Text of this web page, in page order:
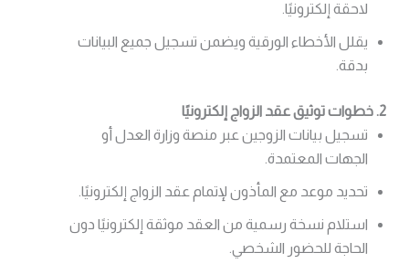
لاحقة إلكترونيًا.
يقلل الأخطاء الورقية ويضمن تسجيل جميع البيانات
بدقة.
2. خطوات توثيق عقد الزواج إلكترونيًا
تسجيل بيانات الزوجين عبر منصة وزارة العدل أو
الجهات المعتمدة.
تحديد موعد مع المأذون لإتمام عقد الزواج إلكترونيًا.
استلام نسخة رسمية من العقد موثقة إلكترونيًا دون
الحاجة للحضور الشخصي.